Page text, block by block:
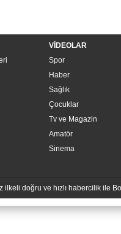
VİDEOLAR
Spor
Haber
Sağlık
Çocuklar
Tv ve Magazin
Amatör
Sinema
ilkeli doğru ve hızlı habercilik ile